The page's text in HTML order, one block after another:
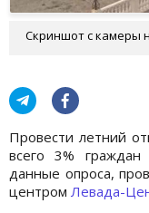
Скриншот с камеры
Провести летний
всего 3%
данные опроса,
центром Левада-